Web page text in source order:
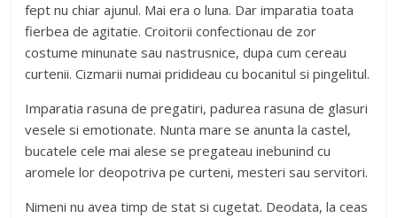
fept nu chiar ajunul. Mai era o luna. Dar imparatia toata
fierbea de agitatie. Croitorii confectionau de zor
costume minunate sau nastrusnice, dupa cum cereau
curtenii. Cizmarii numai pridideau cu bocanitul si pingelitul.
Imparatia rasuna de pregatiri, padurea rasuna de glasuri
vesele si emotionate. Nunta mare se anunta la castel,
bucatele cele mai alese se pregateau inebunind cu
aromele lor deopotriva pe curteni, mesteri sau servitori.
Nimeni nu avea timp de stat si cugetat. Deodata, la ceas